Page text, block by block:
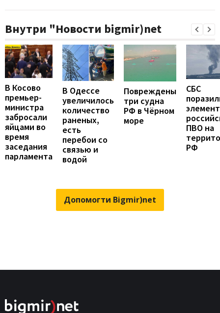
Внутри "Новости bigmir)net
В Косово
премьер-
министра
забросали
яйцами во
время
заседания
парламента
В Одессе
увеличилось
количество
раненых,
есть
перебои со
связью и
водой
Повреждены
три судна
РФ в Чёрном
море
СБС
ПВО на
РФ
Допомогти Bigmir)net